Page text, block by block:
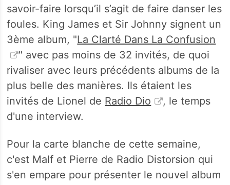
savoir-faire lorsqu’il s’agit de faire danser les
foules. King James et Sir Johnny signent un
3ème album, "La Clarté Dans La Confusion
" avec pas moins de 32 invités, de quoi
rivaliser avec leurs précédents albums de la
plus belle des manières. Ils étaient les
invités de Lionel de Radio Dio
, le temps
d'une interview.
Pour la carte blanche de cette semaine,
c'est Malf et Pierre de Radio Distorsion qui
s'en empare pour présenter le nouvel album